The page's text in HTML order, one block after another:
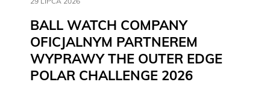
BALL WATCH COMPANY
OFICJALNYM PARTNEREM
WYPRAWY THE OUTER EDGE
POLAR CHALLENGE 2026